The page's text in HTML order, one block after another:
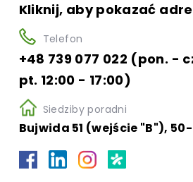
Kliknij, aby pokazać
Telefon
+48 739 077 022 (pon. -
pt. 12:00 - 17:00)
Siedziby poradni
Bujwida 51 (wejście "B"),